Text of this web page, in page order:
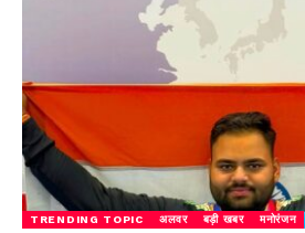
TRENDING TOPIC अलवर बड़ी खबर मनोरंजन